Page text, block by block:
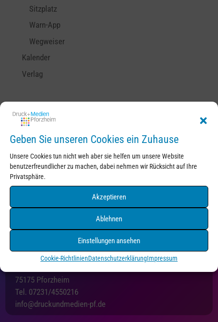
Geben Sie unseren Cookies ein Zuhause
Unsere Cookies tun nicht weh aber sie helfen um unsere Website
benutzerfreundlicher zu machen, dabei nehmen wir Rücksicht auf Ihre
Privatsphäre.
Akzeptieren
Ablehnen
Einstellungen ansehen
Cookie-RichtlinienDatenschutzerklärungImpressum
Sitzplatz
Warn-App
Wegweiser
Kalender
Verlag
Kontakt
Druck+Medien Pforzheim
75175 Pforzheim
Tel. 07231/4550216
info@druckundmedien-pf.de